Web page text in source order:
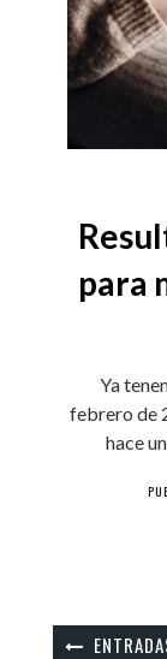
para
Ya
febrero de
hace